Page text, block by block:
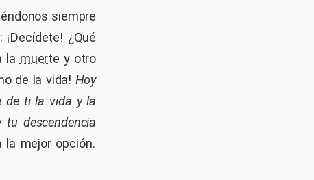
siempre
¿Qué
la muerte y otro
de la vida! Hoy
de ti la vida y la
descendencia
mejor opción.